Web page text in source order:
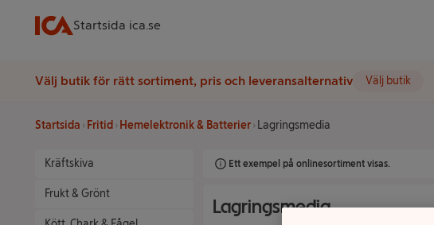
Startsida ica.se
Välj butik för rätt sortiment, pris och leveransalternativ Välj butik
Startsida Fritid Hemelektronik & Batterier Lagringsmedia
Kräftskiva
Frukt & Grönt
Ett exempel på onlinesortiment visas.
Lagringsmedia